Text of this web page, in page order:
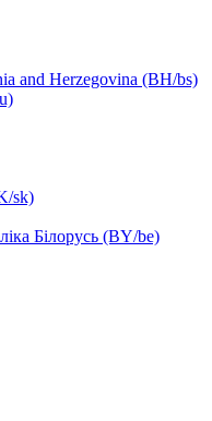
and Herzegovina (BH/bs)
sk)
Білорусь (BY/be)